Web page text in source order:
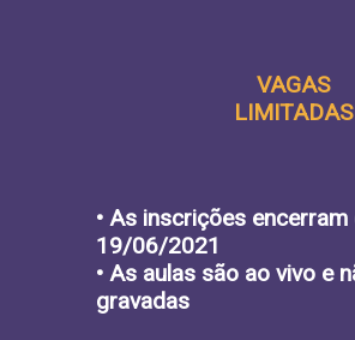
VAGAS
LIMITADAS
• As inscrições encerram
19/06/2021
• As aulas são ao vivo e
gravadas